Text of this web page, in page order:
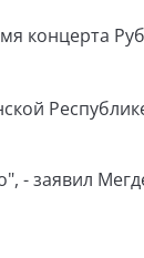
концерта
- заявил